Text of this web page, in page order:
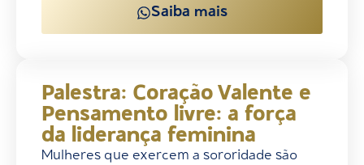
Saiba mais
Palestra: Coração Valente e
Pensamento livre: a força
da liderança feminina
Mulheres que exercem a sororidade são